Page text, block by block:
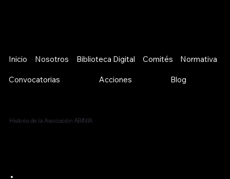
Inicio Nosotros Biblioteca Digital Comités Normativa
Convocatorias Acciones Blog
Historia de la Asociación ABINIA